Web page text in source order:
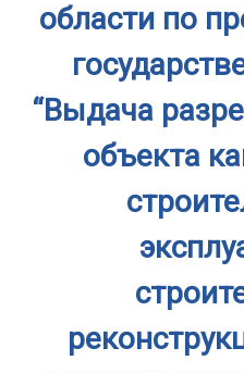
области по
“Выдача
объекта